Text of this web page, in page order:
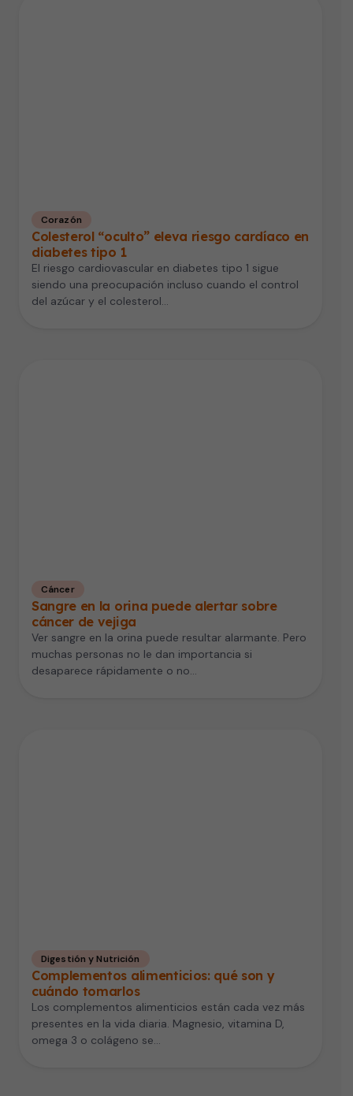
Corazón
Colesterol “oculto” eleva riesgo cardíaco en
diabetes tipo 1
El riesgo cardiovascular en diabetes tipo 1 sigue
siendo una preocupación incluso cuando el control
del azúcar y el colesterol…
Cáncer
Sangre en la orina puede alertar sobre
cáncer de vejiga
Ver sangre en la orina puede resultar alarmante. Pero
muchas personas no le dan importancia si
desaparece rápidamente o no…
Digestión y Nutrición
Complementos alimenticios: qué son y
cuándo tomarlos
Los complementos alimenticios están cada vez más
presentes en la vida diaria. Magnesio, vitamina D,
omega 3 o colágeno se…